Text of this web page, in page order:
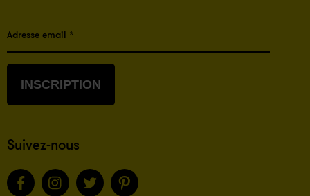
Adresse email *
INSCRIPTION
Suivez-nous